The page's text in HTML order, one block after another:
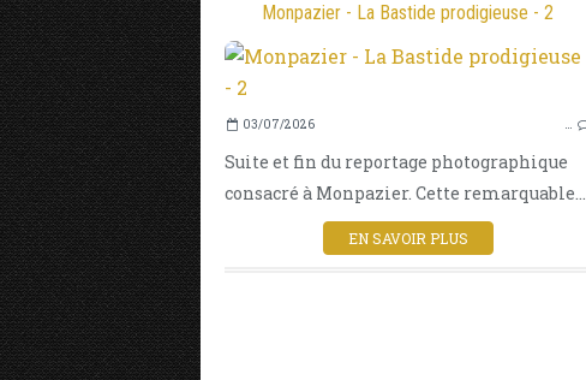
Monpazier - La Bastide prodigieuse - 2
03/07/2026 …
Suite et fin du reportage photographique
consacré à Monpazier. Cette remarquable...
EN SAVOIR PLUS